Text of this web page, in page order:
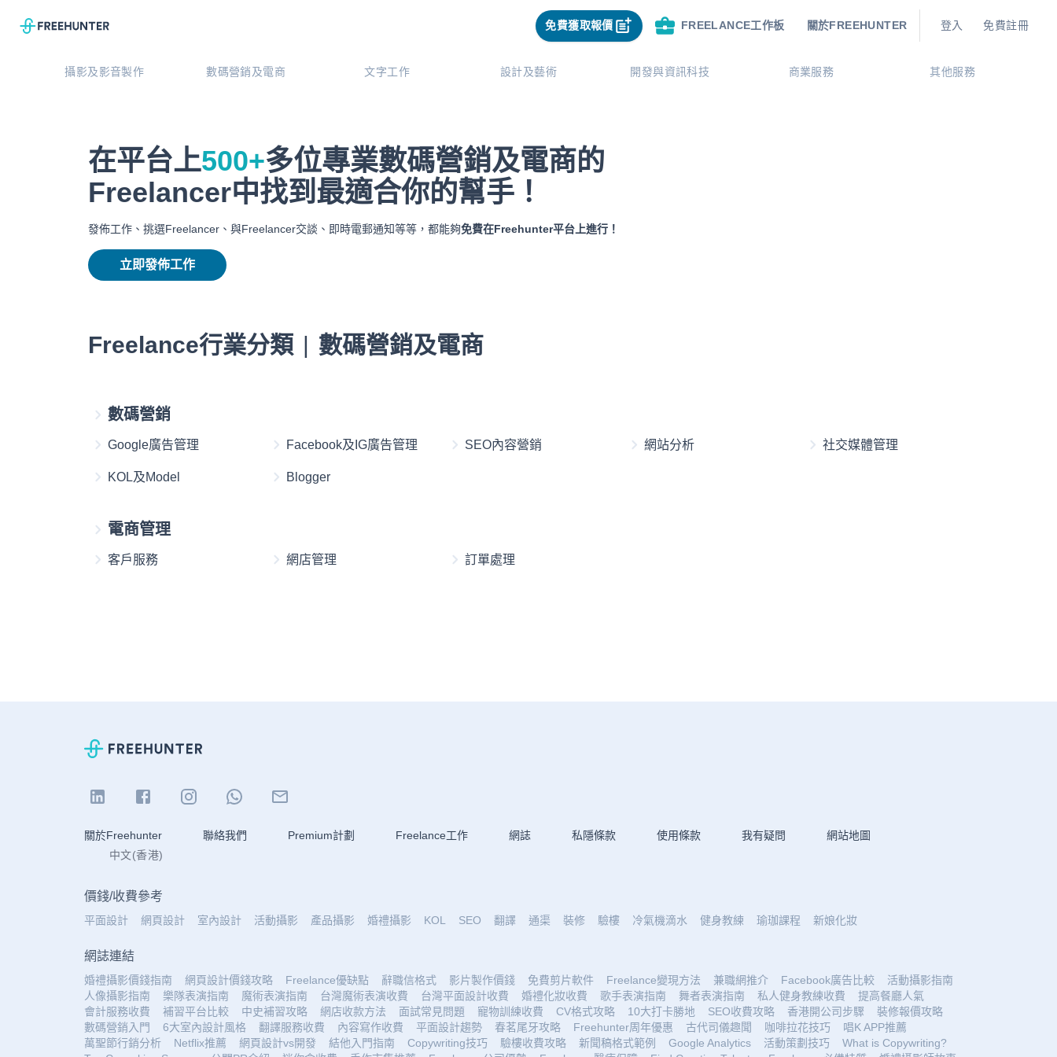
免費獲取報價 FREELANCE工作板 關於FREEHUNTER 登入 免費註冊
攝影及影音製作 數碼營銷及電商 文字工作 設計及藝術 開發與資訊科技 商業服務 其他服務
在平台上500+多位專業數碼營銷及電商的
Freelancer中找到最適合你的幫手！
發佈工作、挑選Freelancer、與Freelancer交談、即時電郵通知等等，都能夠免費在Freehunter平台上進行！
立即發佈工作
Freelance行業分類 | 數碼營銷及電商
數碼營銷
Google廣告管理 Facebook及IG廣告管理 SEO內容營銷 網站分析 社交媒體管理
KOL及Model Blogger
電商管理
客戶服務 網店管理 訂單處理
關於Freehunter 聯絡我們 Premium計劃 Freelance工作 網誌 私隱條款 使用條款 我有疑問
網站地圖
中文(香港)
價錢/收費參考
平面設計 網頁設計 室內設計 活動攝影 產品攝影 婚禮攝影 KOL SEO 翻譯 通渠 裝修 驗樓 冷氣機滴水 健身教練 瑜珈課程 新娘化妝
網誌連結
婚禮攝影價錢指南 網頁設計價錢攻略 Freelance優缺點 辭職信格式 影片製作價錢 免費剪片軟件 Freelance變現方法 兼職網推介 Facebook廣告比較
活動攝影指南
人像攝影指南
樂隊表演指南 魔術表演指南 台灣魔術表演收費 台灣平面設計收費 婚禮化妝收費 歌手表演指南 舞者表演指南 私人健身教練收費
提高餐廳人氣
會計服務收費
補習平台比較 中史補習攻略 網店收款方法 面試常見問題 寵物訓練收費 CV格式攻略 10大打卡勝地 SEO收費攻略 香港開公司步驟
裝修報價攻略
數碼營銷入門
6大室內設計風格 翻譯服務收費 內容寫作收費 平面設計趨勢 春茗尾牙攻略 Freehunter周年優惠 古代司儀趣聞 咖啡拉花技巧
唱K APP推薦
萬聖節行銷分析
Netflix推薦 網頁設計vs開發 結他入門指南 Copywriting技巧 驗樓收費攻略 新聞稿格式範例 Google Analytics 活動策劃技巧
What is Copywriting?